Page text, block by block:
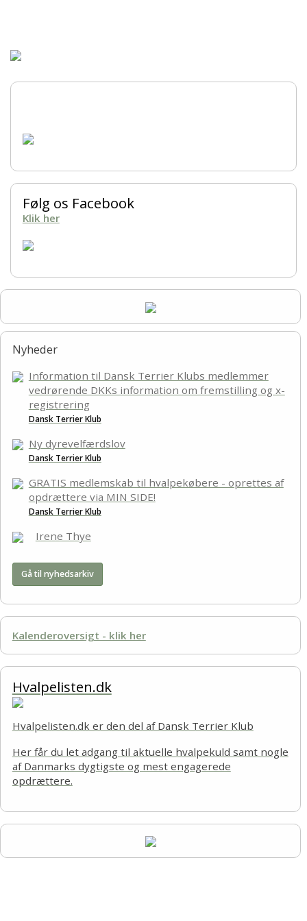
Hjem
Om kredsen
Soignerings- og Trimmekursus
Aktiviteter
Følg os Facebook
Klik her
Nyheder
Information til Dansk Terrier Klubs medlemmer
vedrørende DKKs information om fremstilling og x-
registrering
Dansk Terrier Klub
Ny dyrevelfærdslov
Dansk Terrier Klub
GRATIS medlemskab til hvalpekøbere - oprettes af
opdrættere via MIN SIDE!
Dansk Terrier Klub
Irene Thye
Gå til nyhedsarkiv
Kalenderoversigt - klik her
Hvalpelisten.dk
Hvalpelisten.dk er den del af Dansk Terrier Klub
Her får du let adgang til aktuelle hvalpekuld samt nogle
af Danmarks dygtigste og mest engagerede
opdrættere.